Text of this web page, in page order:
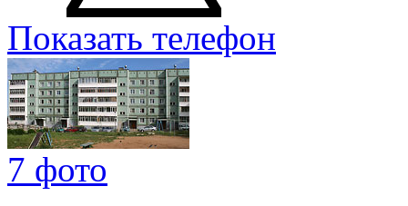
Показать телефон
7 фото